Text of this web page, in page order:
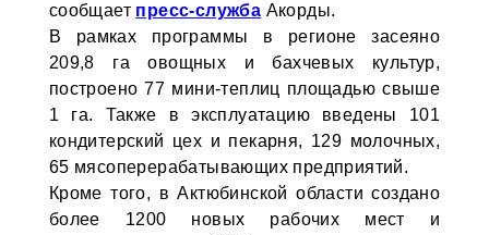
сообщает пресс-служба Акорды.
В рамках программы в регионе засеяно
209,8 га овощных и бахчевых культур,
построено 77 мини-теплиц площадью свыше
1 га. Также в эксплуатацию введены 101
кондитерский цех и пекарня, 129 молочных,
65 мясоперерабатывающих предприятий.
Кроме того, в Актюбинской области создано
более 1200 новых рабочих мест и